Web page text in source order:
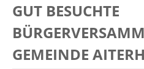
GUT BESUCHTE
GEMEINDE